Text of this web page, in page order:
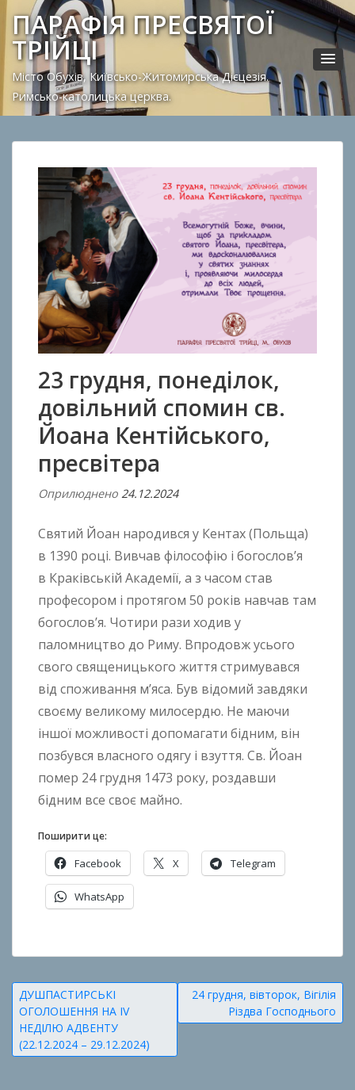
ПАРАФІЯ ПРЕСВЯТОЇ
ТРІЙЦІ
Місто Обухів, Київсько-Житомирська Дієцезія.
Римсько-католицька церква.
23 грудня, понеділок,
довільний спомин св.
Йоана Кентійського,
пресвітера
Оприлюднено 24.12.2024В
д
A
n
B
o
k
h
o
n
Святий Йоан народився у Кентах (Польща)
в 1390 році. Вивчав філософію і богослов’я
в Краківській Академії, а з часом став
професором і протягом 50 років навчав там
богослов’я. Чотири рази ходив у
паломництво до Риму. Впродовж усього
свого священицького життя стримувався
від споживання м’яса. Був відомий завдяки
своєму великому милосердю. Не маючи
іншої можливості допомагати бідним, він
позбувся власного одягу і взуття. Св. Йо­ан
помер 24 грудня 1473 року, роздавши
бідним все своє майно.
Поширити це:
Facebook X Telegram
WhatsApp
п
у
б
л
і
к
Навігація
записів
ДУШПАСТИРСЬКІ
ОГОЛОШЕННЯ НА ІV
НЕДІЛЮ АДВЕНТУ
(22.12.2024 – 29.12.2024)
24 грудня, вівторок, Вігілія
Різдва Господнього